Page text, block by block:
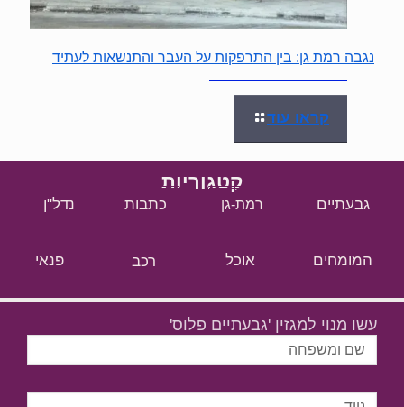
נגבה רמת גן: בין התרפקות על העבר והתנשאות לעתיד
קראו עוד
קטגוריות
גבעתיים רמת-גן כתבות נדל"ן
המומחים אוכל רכב פנאי
עשו מנוי למגזין 'גבעתיים פלוס'